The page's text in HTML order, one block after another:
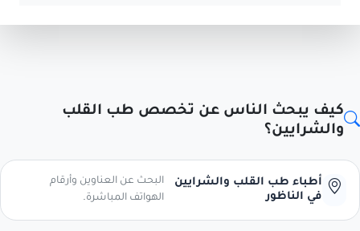
كيف يبحث الناس عن تخصص طب القلب
والشرايين؟
أطباء طب القلب والشرايين
في الناظور
البحث عن العناوين وأرقام
الهواتف المباشرة.